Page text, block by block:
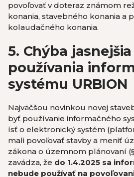
povoľovať v doteraz známom
konania, stavebného konania a
kolaudačného konania.
5. Chýba
používania
systému URBION
Najväčšou novinkou novej
byť používanie informačného
ísť o elektronický systém
mali povoľovať stavby a meniť
zákona o územnom plánovaní
zavádza, že do 1.4.2025 sa
nebude používať na